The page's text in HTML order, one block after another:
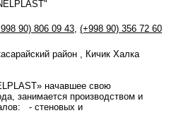
90) 806 09 43 (+998 90) 356 72 60
район , Кичик Халка
начавшее свою
занимается производством и
- стеновых и